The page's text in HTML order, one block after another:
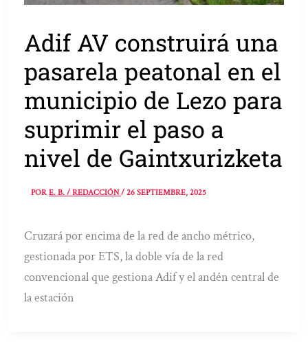
Adif AV construirá una
pasarela peatonal en el
municipio de Lezo para
suprimir el paso a
nivel de Gaintxurizketa
PORE. B. / REDACCIÓN/26 SEPTIEMBRE, 2025
Cruzará por encima de la red de ancho métrico,
gestionada por ETS, la doble vía de la red
convencional que gestiona Adif y el andén central de
la estación